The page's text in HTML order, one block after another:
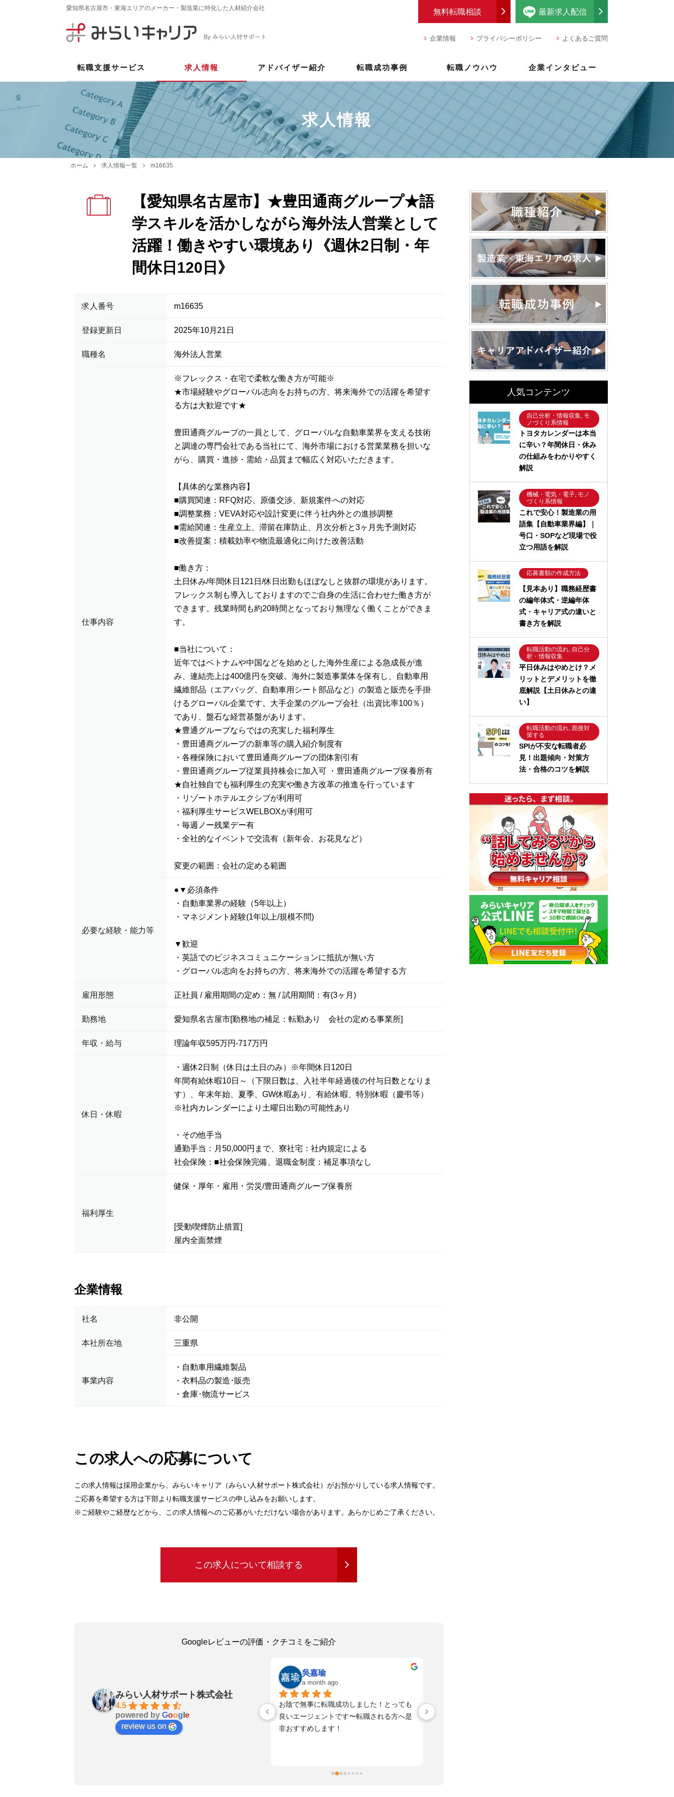
愛知県名古屋市・東海エリアのメーカー・製造業に特化した人材紹介会社 最新求人配信
無料転職相談
企業情報 プライバシーポリシー よくあるご質問
転職支援サービス 求人情報 アドバイザー紹介 転職成功事例 転職ノウハウ 企業インタビュー
求人情報
ホーム 求人情報一覧 m16635
【愛知県名古屋市】★豊田通商グループ★語
学スキルを活かしながら海外法人営業として
活躍！働きやすい環境あり《週休2日制・年
間休日120日》
求人番号 m16635
登録更新日 2025年10月21日
職種名 海外法人営業
仕事内容
※フレックス・在宅で柔軟な働き方が可能※
★市場経験やグローバル志向をお持ちの方、将来海外での活躍を希望す
る方は大歓迎です★
豊田通商グループの一員として、グローバルな自動車業界を支える技術
と調達の専門会社である当社にて、海外市場における営業業務を担いな
がら、購買・進捗・需給・品質まで幅広く対応いただきます。
【具体的な業務内容】
■購買関連：RFQ対応、原価交渉、新規案件への対応
■調整業務：VEVA対応や設計変更に伴う社内外との進捗調整
■需給関連：生産立上、滞留在庫防止、月次分析と3ヶ月先予測対応
■改善提案：積載効率や物流最適化に向けた改善活動
■働き方：
土日休み/年間休日121日/休日出勤もほぼなしと抜群の環境があります。
フレックス制も導入しておりますのでご自身の生活に合わせた働き方が
できます。残業時間も約20時間となっており無理なく働くことができま
す。
■当社について：
近年ではベトナムや中国などを始めとした海外生産による急成長が進
み、連結売上は400億円を突破。海外に製造事業体を保有し、自動車用
繊維部品（エアバッグ、自動車用シート部品など）の製造と販売を手掛
けるグローバル企業です。大手企業のグループ会社（出資比率100％）
であり、盤石な経営基盤があります。
★豊通グループならではの充実した福利厚生
・豊田通商グループの新車等の購入紹介制度有
・各種保険において豊田通商グループの団体割引有
・豊田通商グループ従業員持株会に加入可 ・豊田通商グループ保養所有
★自社独自でも福利厚生の充実や働き方改革の推進を行っています
・リゾートホテルエクシブが利用可
・福利厚生サービスWELBOXが利用可
・毎週ノー残業デー有
・全社的なイベントで交流有（新年会、お花見など）
変更の範囲：会社の定める範囲
必要な経験・能力等
●▼必須条件
・自動車業界の経験（5年以上）
・マネジメント経験(1年以上/規模不問)
▼歓迎
・英語でのビジネスコミュニケーションに抵抗が無い方
・グローバル志向をお持ちの方、将来海外での活躍を希望する方
雇用形態 正社員 / 雇用期間の定め：無 / 試用期間：有(3ヶ月)
勤務地 愛知県名古屋市[勤務地の補足：転勤あり 会社の定める事業所]
年収・給与 理論年収595万円-717万円
休日・休暇
・週休2日制（休日は土日のみ）※年間休日120日
年間有給休暇10日～（下限日数は、入社半年経過後の付与日数となりま
す）、年末年始、夏季、GW休暇あり、有給休暇、特別休暇（慶弔等）
※社内カレンダーにより土曜日出勤の可能性あり
・その他手当
通勤手当：月50,000円まで、寮社宅：社内規定による
社会保険：■社会保険完備、退職金制度：補足事項なし
福利厚生
健保・厚年・雇用・労災/豊田通商グループ保養所
[受動喫煙防止措置]
屋内全面禁煙
企業情報
社名 非公開
本社所在地 三重県
事業内容
・自動車用繊維製品
・衣料品の製造･販売
・倉庫･物流サービス
この求人への応募について
この求人情報は採用企業から、みらいキャリア（みらい人材サポート株式会社）がお預かりしている求人情報です。
ご応募を希望する方は下部より転職支援サービスの申し込みをお願いします。
※ご経験やご経歴などから、この求人情報へのご応募がいただけない場合があります。あらかじめご了承ください。
この求人について相談する
Googleレビューの評価・クチコミをご紹介
みらい人材サポート株式会社
4.5
powered byGoog le
review us on
お陰で無事に転職成功しました！とっても
良いエージェントです〜転職される方へ是
非おすすめします！
ゆうた
a month ago
寄り添う形で話も、し易く
とてもスピード感もあり真摯に向き合って
頂き感謝しております。
人気コンテンツ
自己分析・情報収集, モ
ノづくり系情報
トヨタカレンダーは本当
に辛い？年間休日・休み
の仕組みをわかりやすく
解説
機械・電気・電子, モノ
づくり系情報
これで安心！製造業の用
語集【自動車業界編】｜
号口・SOPなど現場で役
立つ用語を解説
応募書類の作成方法
【見本あり】職務経歴書
の編年体式・逆編年体
式・キャリア式の違いと
書き方を解説
転職活動の流れ, 自己分
析・情報収集
平日休みはやめとけ？メ
リットとデメリットを徹
底解説【土日休みとの違
い】
転職活動の流れ, 面接対
策する
SPIが不安な転職者必
見！出題傾向・対策方
法・合格のコツを解説